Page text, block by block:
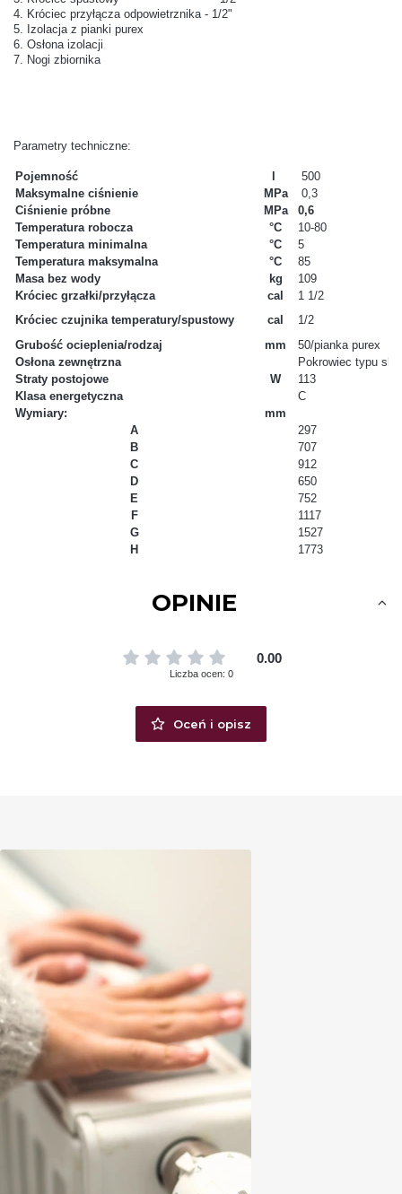
4. Króciec przyłącza odpowietrznika - 1/2"
5. Izolacja z pianki purex
6. Osłona izolacji
7. Nogi zbiornika
Parametry techniczne:
Pojemność
500
Maksymalne ciśnienie
MPa
0,3
Ciśnienie próbne
MPa
0,6
Temperatura robocza
°C 10-80
Temperatura minimalna
°C
5
Temperatura maksymalna
°C
85
Masa bez wody
kg
109
Króciec grzałki/przyłącza
cal
1 1/2
Króciec czujnika temperatury/spustowy
cal
1/2
Grubość ocieplenia/rodzaj
mm
50/pianka purex
Osłona zewnętrzna
Pokrowiec typu
Straty postojowe
W
113
Klasa energetyczna
C
Wymiary:
mm
A
297
B
707
C
912
D
650
E
752
F
1117
G
1527
H
1773
OPINIE
0.00
Liczba ocen: 0
Oceń i opisz